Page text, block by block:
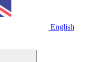
English